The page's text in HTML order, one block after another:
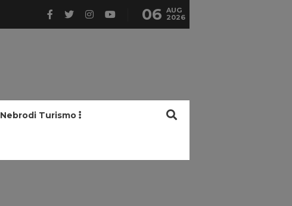
06 AUG
2026
Nebrodi Turismo